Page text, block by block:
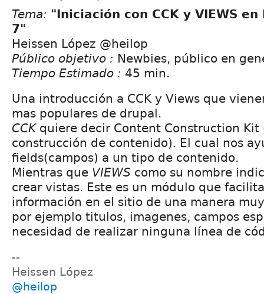
Tema: "Iniciación con CCK y VIEWS en
7"
Heissen López @heilop
Público objetivo : Newbies, público en
Tiempo Estimado : 45 min.
Una introducción a CCK y Views que
mas populares de drupal.
CCKquiere decir Content Construction Kit
construcción de contenido). El cual nos
fields(campos) a un tipo de contenido.
Mientras que VIEWS como su nombre
crear vistas. Este es un módulo que
información en el sitio de una manera
por ejemplo titulos, imagenes, campos
necesidad de realizar ninguna línea de
--
Heissen López
@heilop